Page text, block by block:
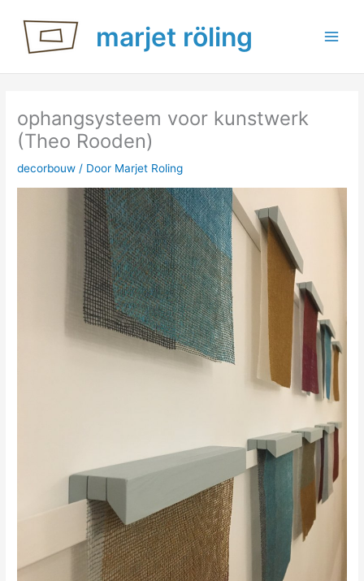
marjet röling
ophangsysteem voor kunstwerk
(Theo Rooden)
decorbouw / Door Marjet Roling